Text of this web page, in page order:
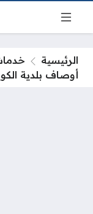
الرئيسية
أوصاف بلدية